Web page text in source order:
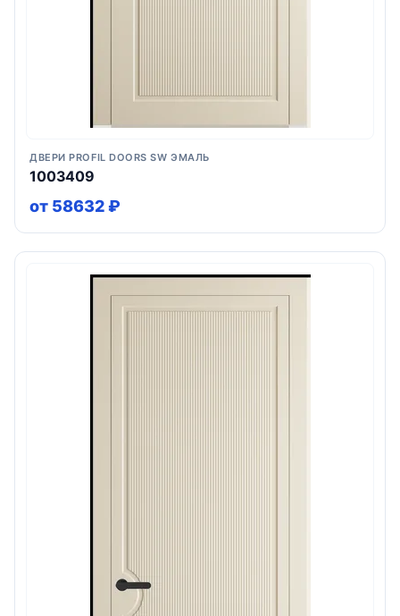
ДВЕРИ PROFIL DOORS SW ЭМАЛЬ
1003409
от 58632 ₽